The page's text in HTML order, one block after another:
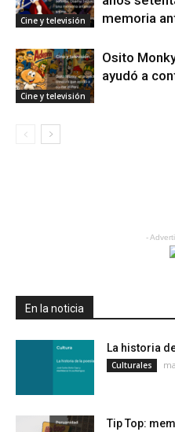
Cine y televisión
memoria
Cine y televisión
Osito
ayudó a
-
En la noticia
La historia
Culturales
Tip Top: